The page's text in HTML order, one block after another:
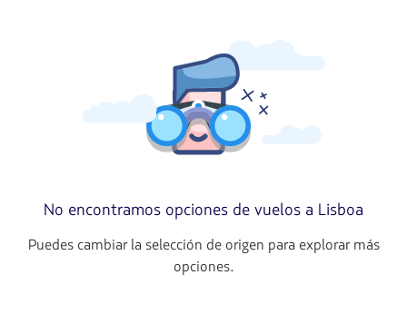
No encontramos opciones de vuelos a Lisboa
Puedes cambiar la selección de origen para explorar más
opciones.